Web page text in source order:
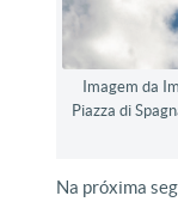
Imagem da
Piazza di
Na próxima